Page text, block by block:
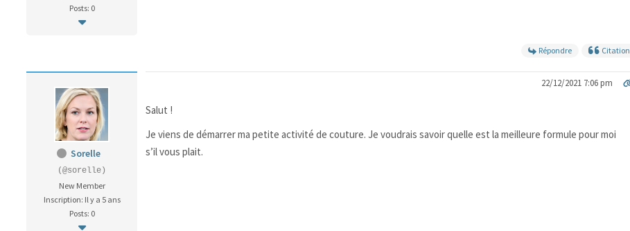
Posts: 0
Répondre Citation
Sorelle
(@sorelle)
New Member
Inscription: Il y a 5 ans
Posts: 0
22/12/2021 7:06 pm
Salut !
Je viens de démarrer ma petite activité de couture. Je voudrais savoir quelle est la meilleure formule pour moi
s’il vous plait.